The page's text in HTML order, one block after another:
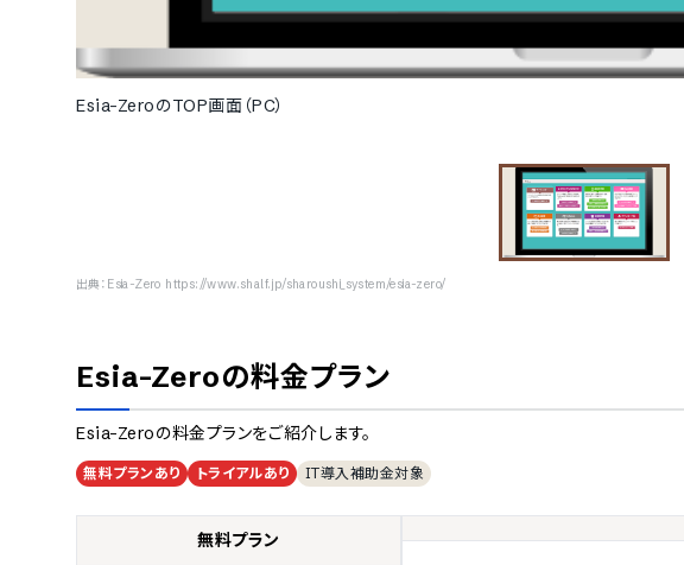
Esia-ZeroのTOP画面（PC）
出典： Esia-Zero https://www.shalf.jp/sharoushi_system/esia-zero/
Esia-Zeroの料金プラン
Esia-Zeroの料金プランをご紹介します。
無料プランあり トライアルあり IT導入補助金対象
無料プラン